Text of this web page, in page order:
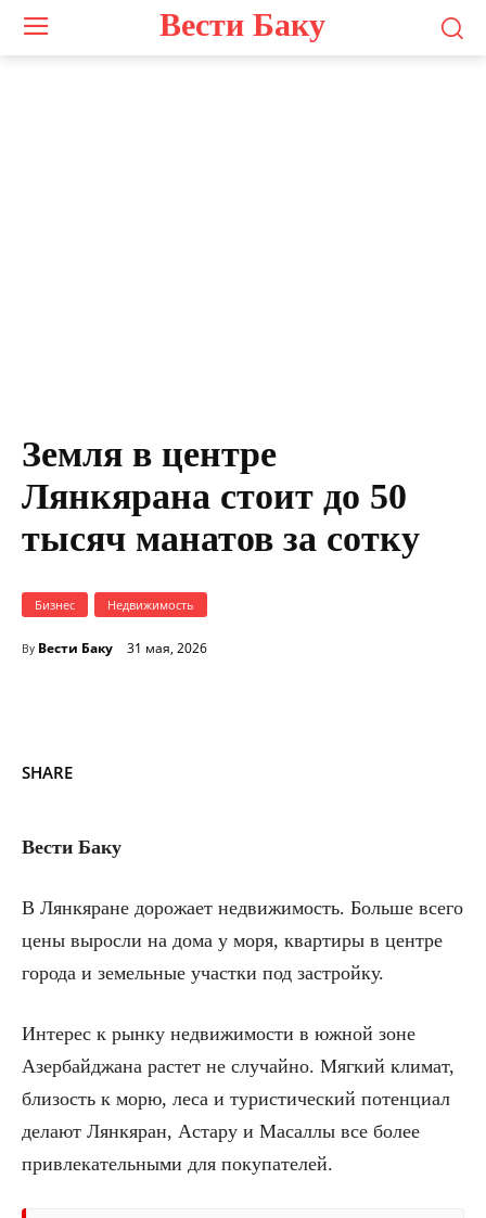
Вести Баку
Земля в центре
Лянкярана стоит до 50
тысяч манатов за сотку
Бизнес Недвижимость
By Вести Баку 31 мая, 2026
SHARE
Вести Баку
В Лянкяране дорожает недвижимость. Больше всего
цены выросли на дома у моря, квартиры в центре
города и земельные участки под застройку.
Интерес к рынку недвижимости в южной зоне
Азербайджана растет не случайно. Мягкий климат,
близость к морю, леса и туристический потенциал
делают Лянкяран, Астару и Масаллы все более
привлекательными для покупателей.